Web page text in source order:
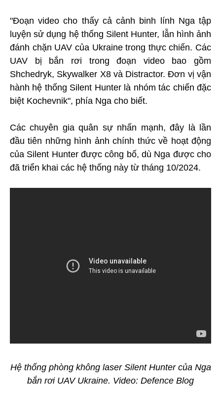
"Đoạn video cho thấy cả cảnh binh lính Nga tập
luyện sử dụng hệ thống Silent Hunter, lẫn hình ảnh
đánh chặn UAV của Ukraine trong thực chiến. Các
UAV bị bắn rơi trong đoạn video bao gồm
Shchedryk, Skywalker X8 và Distractor. Đơn vị vận
hành hệ thống Silent Hunter là nhóm tác chiến đặc
biệt Kochevnik", phía Nga cho biết.
Các chuyên gia quân sự nhấn mạnh, đây là lần
đầu tiên những hình ảnh chính thức về hoạt động
của Silent Hunter được công bố, dù Nga được cho
đã triển khai các hệ thống này từ tháng 10/2024.
Hệ thống phòng không laser Silent Hunter của Nga
bắn rơi UAV Ukraine. Video: Defence Blog